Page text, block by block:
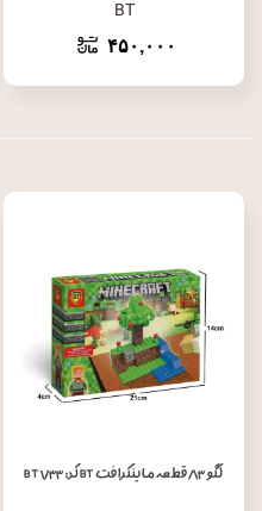
BT
۴۵۰,۰۰۰
لگو ۸۳ قطعه ماینکرافت BT کد: BT ۷۳۳